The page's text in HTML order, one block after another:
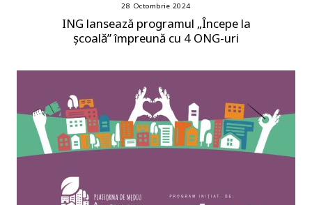
28 Octombrie 2024
ING lansează programul „Începe la
școală” împreună cu 4 ONG-uri